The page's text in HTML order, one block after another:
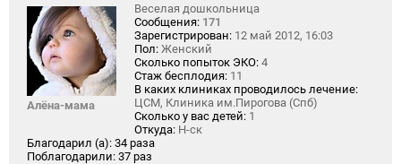
Алёна-мама
Веселая дошкольница
Сообщения: 171
Зарегистрирован: 12 май 2012, 16:03
Пол: Женский
Сколько попыток ЭКО: 4
Стаж бесплодия: 11
В каких клиниках проводилось лечение:
ЦСМ, Клиника им.Пирогова (Спб)
Сколько у вас детей: 1
Откуда: Н-ск
Благодарил (а): 34 раза
Поблагодарили: 37 раз